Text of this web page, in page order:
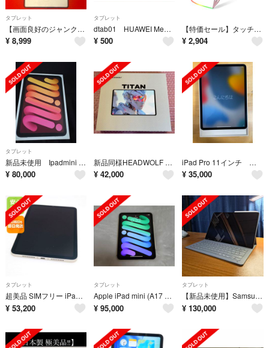
タブレット
【画面良好のジャンク品】iPad 第9世代 64GB
¥ 8,999
タブレット
dtab01 HUAWEI Mediapad 10 link
¥ 500
【特価セール】タッチペン スタイラスペン iPad用ペンシル 第9/8/7/6/
¥ 2,904
タブレット
新品未使用 Ipadmini 128GB スターライト
¥ 80,000
新品同様HEADWOLF Titan1 8.8インチタブレット 4G SIM対応
¥ 42,000
iPad Pro 11インチ 第1世代 Wi-Fiモデル 256GB
¥ 35,000
タブレット
超美品 SIMフリー iPad mini 6 第6世代 Wi-Fi+Cellular セルラー 64GB スターライト
¥ 53,200
タブレット
Apple iPad mini (A17 Pro) wi-fi 512GB
¥ 95,000
タブレット
【新品未使用】Samsung Galaxy Tab S11 Ultra 256GB グレー キーボード・Sペン付き
¥ 130,000